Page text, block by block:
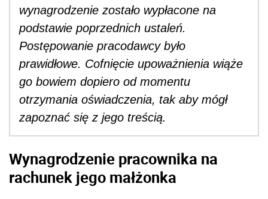
wynagrodzenie zostało wypłacone na
podstawie poprzednich ustaleń.
Postępowanie pracodawcy było
prawidłowe. Cofnięcie upoważnienia wiąże
go bowiem dopiero od momentu
otrzymania oświadczenia, tak aby mógł
zapoznać się z jego treścią.
Wynagrodzenie pracownika na
rachunek jego małżonka